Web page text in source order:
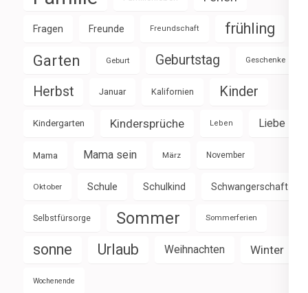
Fragen Freunde Freundschaft frühling
Garten Geburt Geburtstag Geschenke
Herbst Januar Kalifornien Kinder
Kindergarten Kindersprüche Leben Liebe
Mama Mama sein März November
Oktober Schule Schulkind Schwangerschaft
Selbstfürsorge Sommer Sommerferien
sonne Urlaub Weihnachten Winter
Wochenende